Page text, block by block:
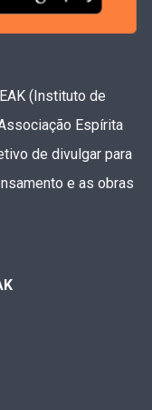
(Instituto de
Espírita
de divulgar para
e as obras